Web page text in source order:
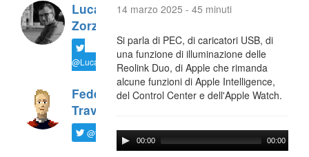
Luca
Zorzi
@LucaTNT
Federico
Travaini
@ftrava
14 marzo 2025 - 45 minuti
Si parla di PEC, di caricatori USB, di
una funzione di illuminazione delle
Reolink Duo, di Apple che rimanda
alcune funzioni di Apple Intelligence,
del Control Center e dell'Apple Watch.
00:00 00:00